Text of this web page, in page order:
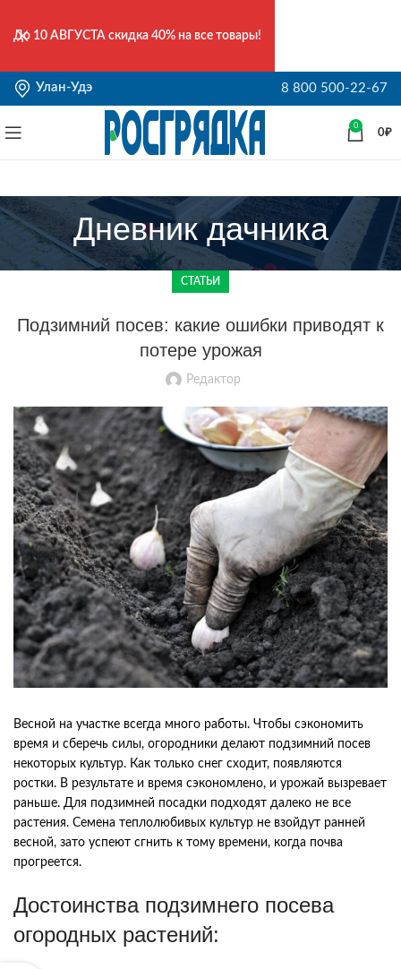
Улан-Удэ 8 800 500-22-67
0
0₽
Дневник дачника
СТАТЬИ
Подзимний посев: какие ошибки приводят к
потере урожая
Редактор
Весной на участке всегда много работы. Чтобы сэкономить
время и сберечь силы, огородники делают подзимний посев
некоторых культур. Как только снег сходит, появляются
ростки. В результате и время сэкономлено, и урожай вызревает
раньше. Для подзимней посадки подходят далеко не все
растения. Семена теплолюбивых культур не взойдут ранней
весной, зато успеют сгнить к тому времени, когда почва
прогреется.
Достоинства подзимнего посева
огородных растений:
До 10 АВГУСТА скидка 40% на все товары!